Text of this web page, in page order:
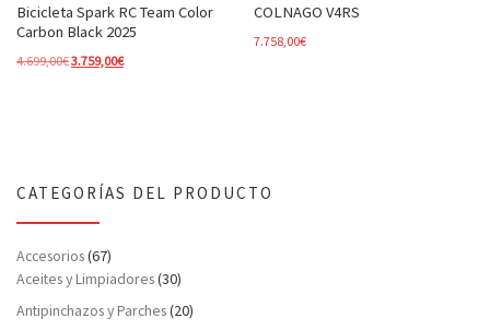
Bicicleta Spark RC Team Color
Carbon Black 2025
4.699,00€El precio original era: 4.699,00€.
3.759,00€El precio actual es: 3.759,00€.
COLNAGO V4RS
7.758,00€
CATEGORÍAS DEL PRODUCTO
Accesorios(67)
Aceites y Limpiadores(30)
Antipinchazos y Parches(20)